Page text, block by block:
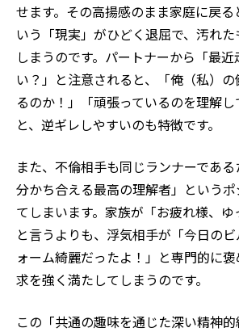
せます。その高揚感のまま家庭に戻る
いう「現実」がひどく退屈で、汚れ
しまうのです。パートナーから「最
い？」と注意されると、「俺（私）
るのか！」「頑張っているのを理解し
と、逆ギレしやすいのも特徴です。
また、不倫相手も同じランナーであ
分かち合える最高の理解者」という
てしまいます。家族が「お疲れ様、ゆ
と言うよりも、浮気相手が「今日の
ォーム綺麗だったよ！」と専門的に
求を強く満たしてしまうのです。
この「共通の趣味を通じた深い精神